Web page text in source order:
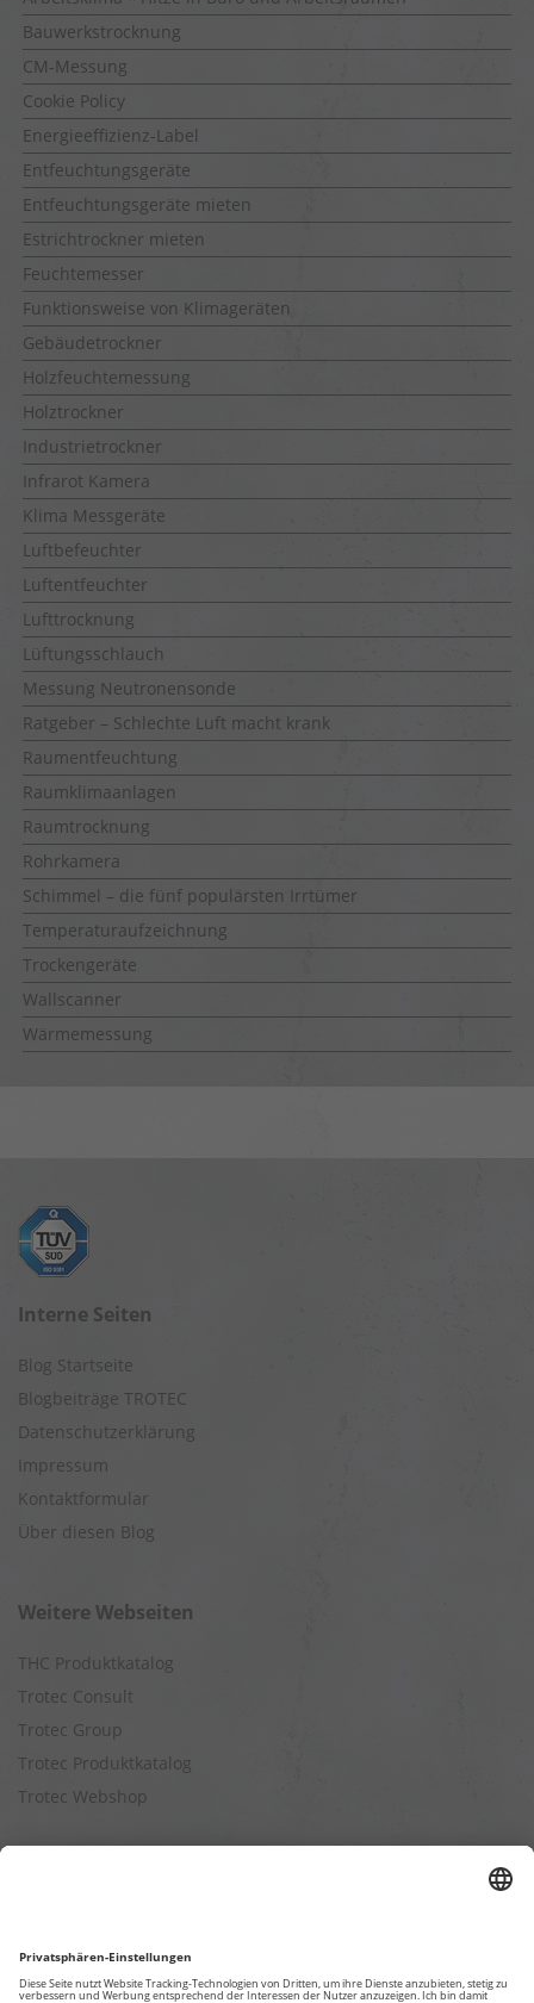
Bauwerkstrocknung
CM-Messung
Cookie Policy
Energieeffizienz-Label
Entfeuchtungsgeräte
Entfeuchtungsgeräte mieten
Estrichtrockner mieten
Feuchtemesser
Funktionsweise von Klimageräten
Gebäudetrockner
Holzfeuchtemessung
Holztrockner
Industrietrockner
Infrarot Kamera
Klima Messgeräte
Luftbefeuchter
Luftentfeuchter
Lufttrocknung
Lüftungsschlauch
Messung Neutronensonde
Ratgeber – Schlechte Luft macht krank
Raumentfeuchtung
Raumklimaanlagen
Raumtrocknung
Rohrkamera
Schimmel – die fünf populärsten Irrtümer
Temperaturaufzeichnung
Trockengeräte
Wallscanner
Wärmemessung
Interne Seiten
Blog Startseite
Blogbeiträge TROTEC
Datenschutzerklärung
Impressum
Kontaktformular
Über diesen Blog
Weitere Webseiten
THC Produktkatalog
Trotec Consult
Trotec Group
Trotec Produktkatalog
Trotec Webshop
Entfeuchtungsleistung berechnen
Kapazitätsberechnung für Luftreiniger